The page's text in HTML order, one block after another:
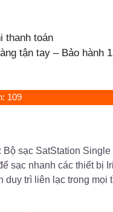
toán
tận tay – Bảo hành
109
Bộ sạc SatStation Single
sạc nhanh các thiết bị
duy trì liên lạc trong mọi